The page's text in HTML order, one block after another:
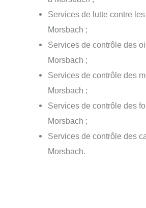
Services de lutte contre
Morsbach ;
Services de contrôle des
Morsbach ;
Services de contrôle des
Morsbach ;
Services de contrôle des
Morsbach ;
Services de contrôle des
Morsbach.